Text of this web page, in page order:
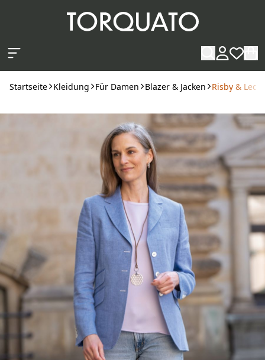
Startseite Kleidung Für Damen Blazer & Jacken Risby &